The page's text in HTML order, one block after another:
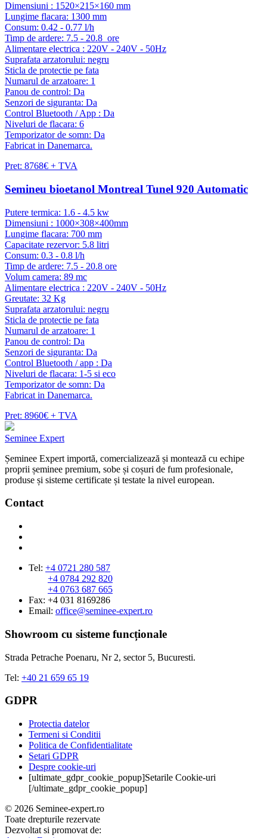
Dimensiuni : 1520×215×160 mm
Lungime flacara: 1300 mm
Consum: 0.42 - 0.77 l/h
Timp de ardere: 7.5 - 20.8 ore
Alimentare electrica : 220V - 240V - 50Hz
Suprafata arzatorului: negru
Sticla de protectie pe fata
Numarul de arzatoare: 1
Panou de control: Da
Senzori de siguranta: Da
Control Bluetooth / App : Da
Niveluri de flacara: 6
Temporizator de somn: Da
Fabricat in Danemarca.
Pret: 8768€ + TVA
Semineu bioetanol Montreal Tunel 920 Automatic
Putere termica: 1.6 - 4.5 kw
Dimensiuni : 1000×308×400mm
Lungime flacara: 700 mm
Capacitate rezervor: 5.8 litri
Consum: 0.3 - 0.8 l/h
Timp de ardere: 7.5 - 20.8 ore
Volum camera: 89 mc
Alimentare electrica : 220V - 240V - 50Hz
Greutate: 32 Kg
Suprafata arzatorului: negru
Sticla de protectie pe fata
Numarul de arzatoare: 1
Panou de control: Da
Senzori de siguranta: Da
Control Bluetooth / app : Da
Niveluri de flacara: 1-5 si eco
Temporizator de somn: Da
Fabricat in Danemarca.
Pret: 8960€ + TVA
Seminee Expert
Șeminee Expert importă, comercializează și montează cu echipe
proprii șeminee premium, sobe și coșuri de fum profesionale,
produse și sisteme certificate și testate la nivel european.
Contact
Tel: +4 0721 280 587
+4 0784 292 820
+4 0763 687 665
Fax: +4 031 8169286
Email: office@seminee-expert.ro
Showroom cu sisteme funcționale
Strada Petrache Poenaru, Nr 2, sector 5, Bucuresti.
Tel: +40 21 659 65 19
GDPR
Protectia datelor
Termeni si Conditii
Politica de Confidentialitate
Setari GDPR
Despre cookie-uri
[ultimate_gdpr_cookie_popup]Setarile Cookie-uri
[/ultimate_gdpr_cookie_popup]
© 2026 Seminee-expert.ro
Toate drepturile rezervate
Dezvoltat si promovat de: